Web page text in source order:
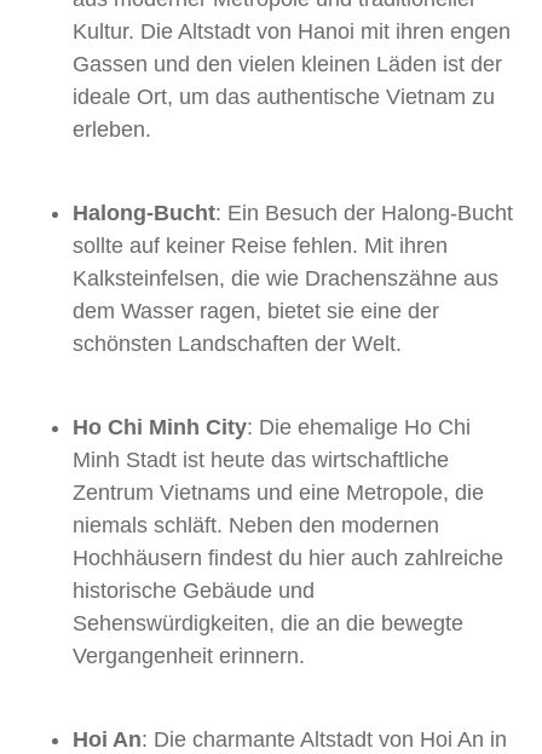
Kultur. Die Altstadt von Hanoi mit ihren engen
Gassen und den vielen kleinen Läden ist der
ideale Ort, um das authentische Vietnam zu
erleben.
Halong-Bucht: Ein Besuch der Halong-Bucht
sollte auf keiner Reise fehlen. Mit ihren
Kalksteinfelsen, die wie Drachenszähne aus
dem Wasser ragen, bietet sie eine der
schönsten Landschaften der Welt.
Ho Chi Minh City: Die ehemalige Ho Chi
Minh Stadt ist heute das wirtschaftliche
Zentrum Vietnams und eine Metropole, die
niemals schläft. Neben den modernen
Hochhäusern findest du hier auch zahlreiche
historische Gebäude und
Sehenswürdigkeiten, die an die bewegte
Vergangenheit erinnern.
Hoi An: Die charmante Altstadt von Hoi An in